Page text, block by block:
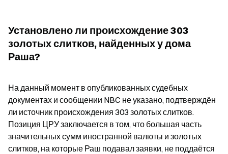
Установлено ли происхождение 303
золотых слитков, найденных у дома
Раша?
На данный момент в опубликованных судебных
документах и сообщении NBC не указано, подтверждён
ли источник происхождения 303 золотых слитков.
Позиция ЦРУ заключается в том, что большая часть
значительных сумм иностранной валюты и золотых
слитков, на которые Раш подавал заявки, не поддаётся